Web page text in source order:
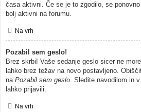
časa aktivni. Če se je to zgodilo, se
bolj aktivni na forumu.
Na vrh
Pozabil sem geslo!
Brez skrbi! Vaše sedanje geslo sicer ne
lahko brez težav na novo postavljeno.
na Pozabil sem geslo. Sledite navodilom in
lahko prijavili.
Na vrh